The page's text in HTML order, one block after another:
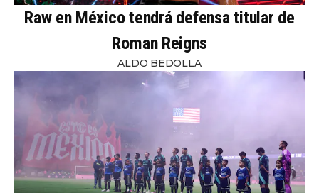
Raw en México tendrá defensa titular de
Roman Reigns
ALDO BEDOLLA